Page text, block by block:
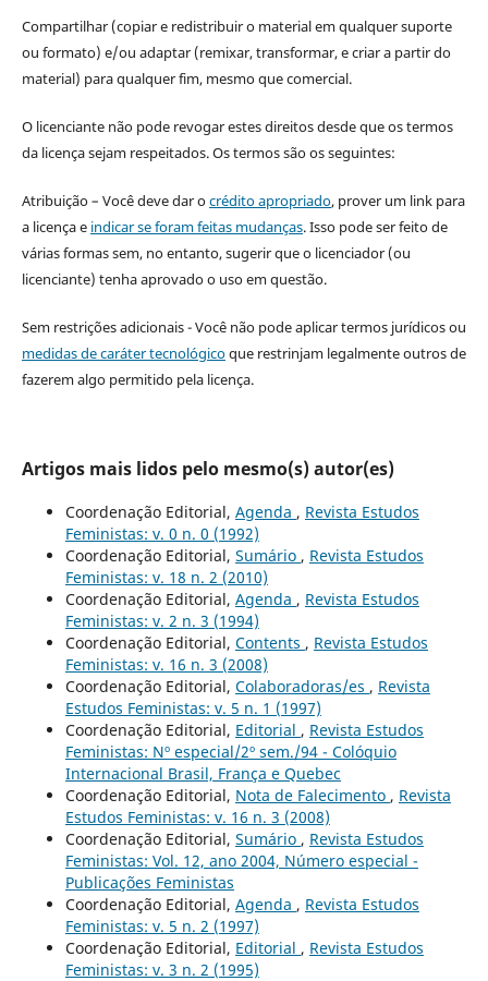
Compartilhar (copiar e redistribuir o material em qualquer suporte
ou formato) e/ou adaptar (remixar, transformar, e criar a partir do
material) para qualquer fim, mesmo que comercial.
O licenciante não pode revogar estes direitos desde que os termos
da licença sejam respeitados. Os termos são os seguintes:
Atribuição – Você deve dar ocrédito apropriado, prover um link para
a licença e indicar se foram feitas mudanças. Isso pode ser feito de
várias formas sem, no entanto, sugerir que o licenciador (ou
licenciante) tenha aprovado o uso em questão.
Sem restrições adicionais - Você não pode aplicar termos jurídicos ou
medidas de caráter tecnológicoque restrinjam legalmente outros de
fazerem algo permitido pela licença.
Artigos mais lidos pelo mesmo(s) autor(es)
Coordenação Editorial, Agenda , Revista Estudos
Feministas: v. 0 n. 0 (1992)
Coordenação Editorial, Sumário , Revista Estudos
Feministas: v. 18 n. 2 (2010)
Coordenação Editorial, Agenda , Revista Estudos
Feministas: v. 2 n. 3 (1994)
Coordenação Editorial, Contents , Revista Estudos
Feministas: v. 16 n. 3 (2008)
Coordenação Editorial, Colaboradoras/es , Revista
Estudos Feministas: v. 5 n. 1 (1997)
Coordenação Editorial, Editorial , Revista Estudos
Feministas: Nº especial/2º sem./94 - Colóquio
Internacional Brasil, França e Quebec
Coordenação Editorial, Nota de Falecimento , Revista
Estudos Feministas: v. 16 n. 3 (2008)
Coordenação Editorial, Sumário , Revista Estudos
Feministas: Vol. 12, ano 2004, Número especial -
Publicações Feministas
Coordenação Editorial, Agenda , Revista Estudos
Feministas: v. 5 n. 2 (1997)
Coordenação Editorial, Editorial , Revista Estudos
Feministas: v. 3 n. 2 (1995)